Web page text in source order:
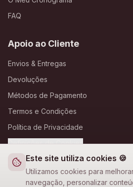
Este site utiliza cookies 🍪
Utilizamos cookies para
navegação, personalizar
FAQ
Apoio ao Cliente
Envios & Entregas
Devoluções
Métodos de Pagamento
Termos e Condições
Política de Privacidade
Definições de Cookies
A Loja Nova